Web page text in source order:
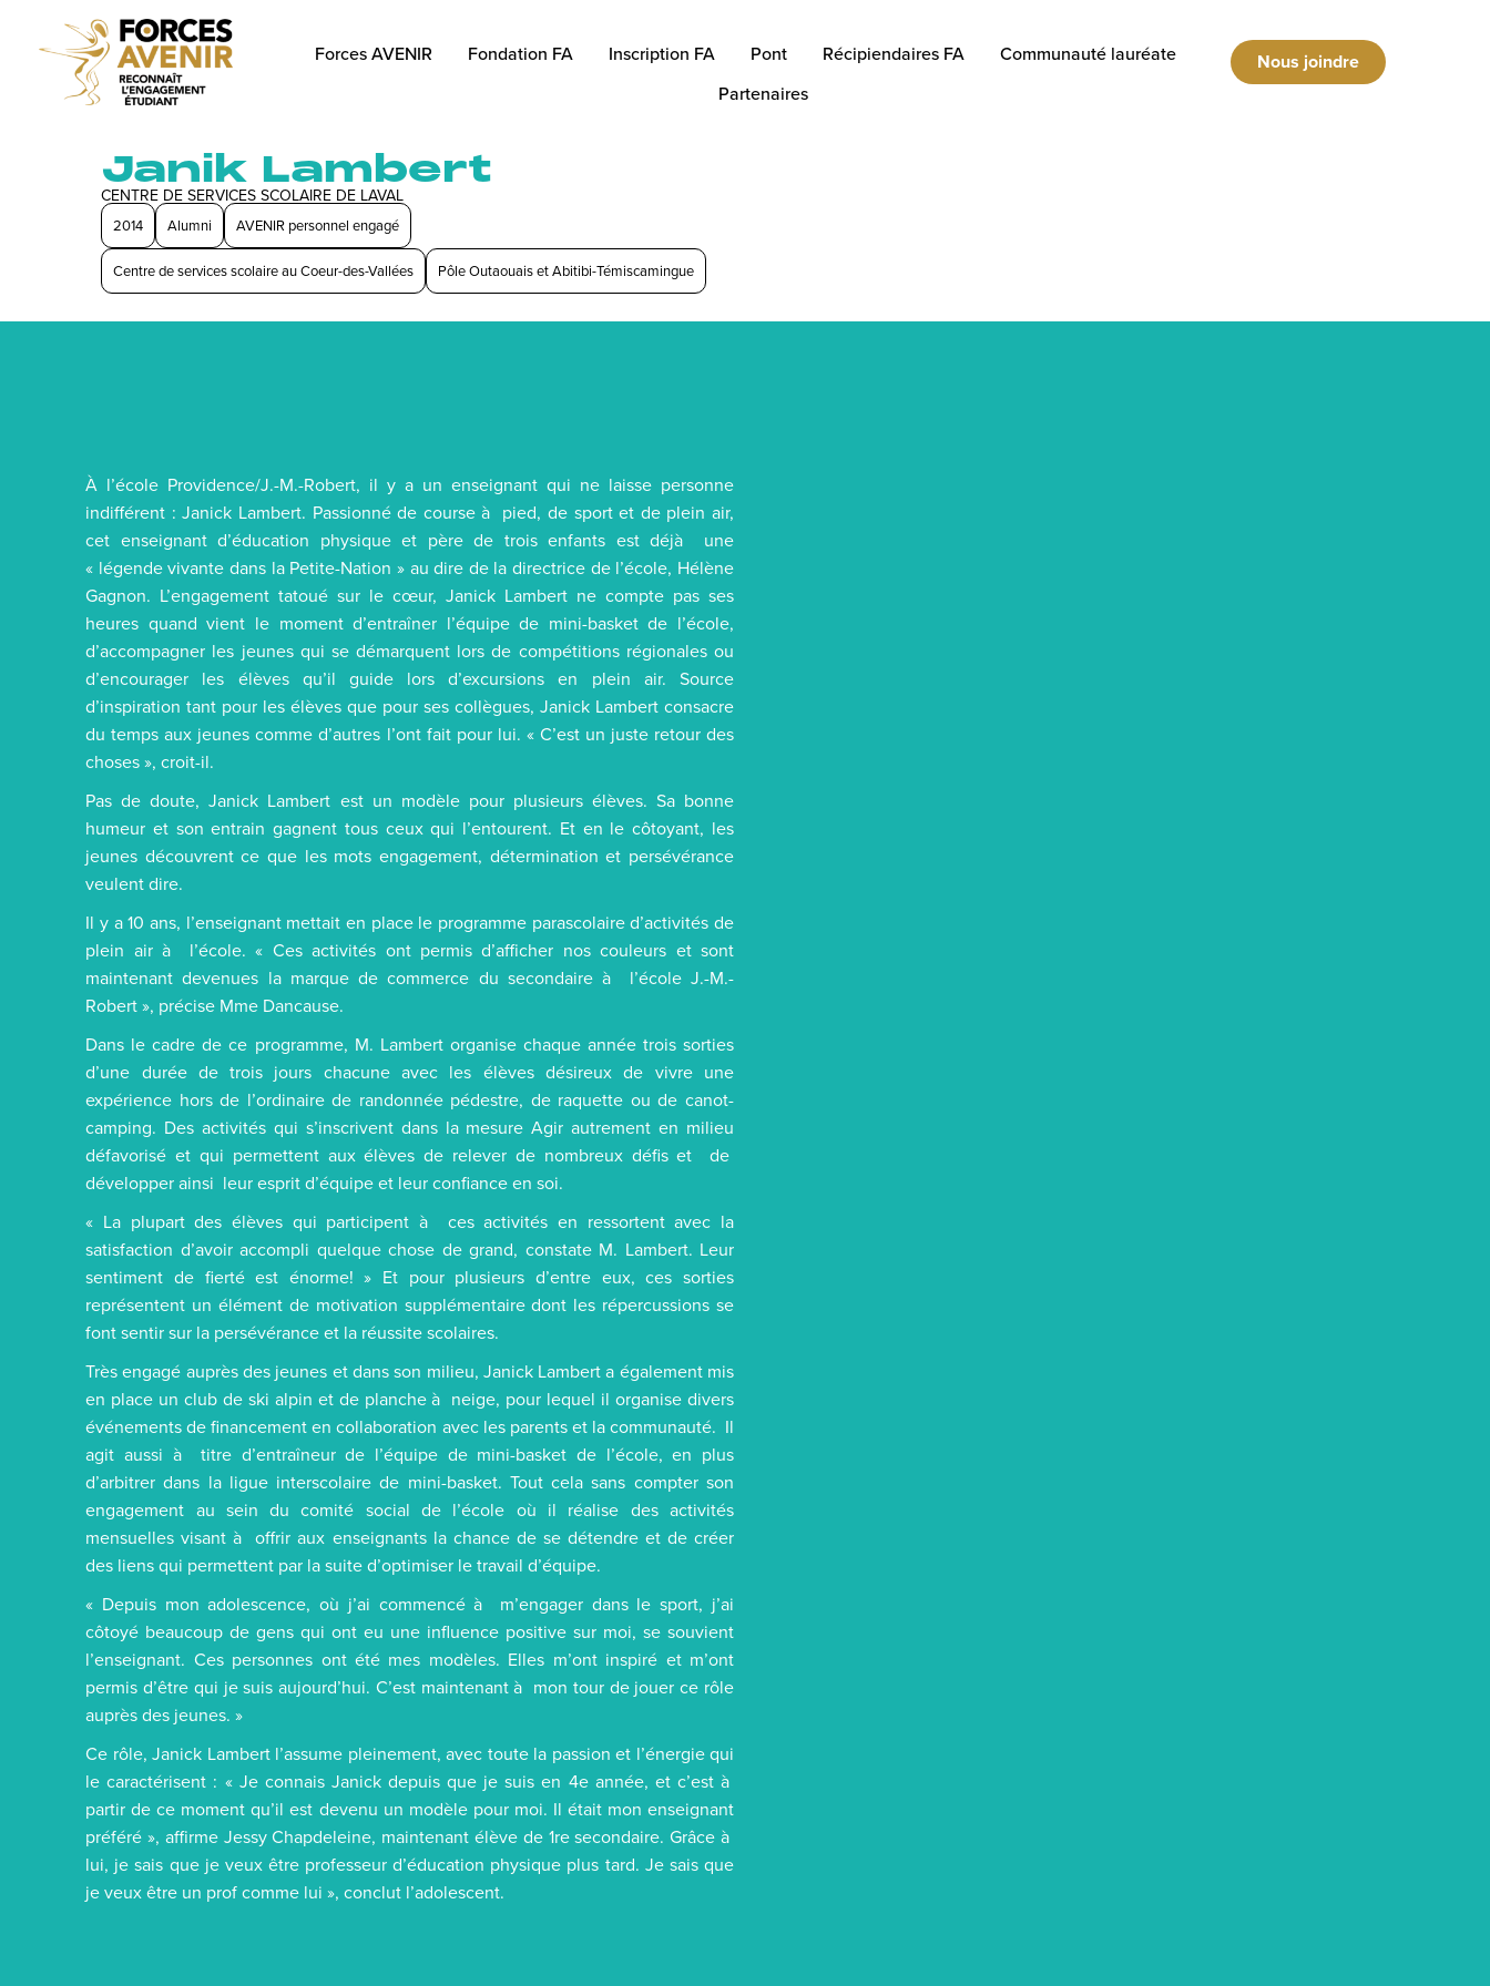
Forces AVENIR Fondation FA Inscription FA Pont Récipiendaires FA
Communauté lauréate
Partenaires
Nous joindre
Janik Lambert
CENTRE DE SERVICES SCOLAIRE DE LAVAL
2014 Alumni AVENIR personnel engagé
Centre de services scolaire au Coeur-des-Vallées Pôle Outaouais et Abitibi-Témiscamingue
À l’école Providence/J.-M.-Robert, il y a un enseignant qui ne laisse personne
indifférent : Janick Lambert. Passionné de course à pied, de sport et de plein air,
cet enseignant d’éducation physique et père de trois enfants est déjà une
« légende vivante dans la Petite-Nation » au dire de la directrice de l’école, Hélène
Gagnon. L’engagement tatoué sur le cœur, Janick Lambert ne compte pas ses
heures quand vient le moment d’entraîner l’équipe de mini-basket de l’école,
d’accompagner les jeunes qui se démarquent lors de compétitions régionales ou
d’encourager les élèves qu’il guide lors d’excursions en plein air. Source
d’inspiration tant pour les élèves que pour ses collègues, Janick Lambert consacre
du temps aux jeunes comme d’autres l’ont fait pour lui. « C’est un juste retour des
choses », croit-il.
Pas de doute, Janick Lambert est un modèle pour plusieurs élèves. Sa bonne
humeur et son entrain gagnent tous ceux qui l’entourent. Et en le côtoyant, les
jeunes découvrent ce que les mots engagement, détermination et persévérance
veulent dire.
Il y a 10 ans, l’enseignant mettait en place le programme parascolaire d’activités de
plein air à l’école. « Ces activités ont permis d’afficher nos couleurs et sont
maintenant devenues la marque de commerce du secondaire à l’école J.-M.-
Robert », précise Mme Dancause.
Dans le cadre de ce programme, M. Lambert organise chaque année trois sorties
d’une durée de trois jours chacune avec les élèves désireux de vivre une
expérience hors de l’ordinaire de randonnée pédestre, de raquette ou de canot-
camping. Des activités qui s’inscrivent dans la mesure Agir autrement en milieu
défavorisé et qui permettent aux élèves de relever de nombreux défis et de
développer ainsi leur esprit d’équipe et leur confiance en soi.
« La plupart des élèves qui participent à ces activités en ressortent avec la
satisfaction d’avoir accompli quelque chose de grand, constate M. Lambert. Leur
sentiment de fierté est énorme! » Et pour plusieurs d’entre eux, ces sorties
représentent un élément de motivation supplémentaire dont les répercussions se
font sentir sur la persévérance et la réussite scolaires.
Très engagé auprès des jeunes et dans son milieu, Janick Lambert a également mis
en place un club de ski alpin et de planche à neige, pour lequel il organise divers
événements de financement en collaboration avec les parents et la communauté. Il
agit aussi à titre d’entraîneur de l’équipe de mini-basket de l’école, en plus
d’arbitrer dans la ligue interscolaire de mini-basket. Tout cela sans compter son
engagement au sein du comité social de l’école où il réalise des activités
mensuelles visant à offrir aux enseignants la chance de se détendre et de créer
des liens qui permettent par la suite d’optimiser le travail d’équipe.
« Depuis mon adolescence, où j’ai commencé à m’engager dans le sport, j’ai
côtoyé beaucoup de gens qui ont eu une influence positive sur moi, se souvient
l’enseignant. Ces personnes ont été mes modèles. Elles m’ont inspiré et m’ont
permis d’être qui je suis aujourd’hui. C’est maintenant à mon tour de jouer ce rôle
auprès des jeunes. »
Ce rôle, Janick Lambert l’assume pleinement, avec toute la passion et l’énergie qui
le caractérisent : « Je connais Janick depuis que je suis en 4e année, et c’est à
partir de ce moment qu’il est devenu un modèle pour moi. Il était mon enseignant
préféré », affirme Jessy Chapdeleine, maintenant élève de 1re secondaire. Grâce à
lui, je sais que je veux être professeur d’éducation physique plus tard. Je sais que
je veux être un prof comme lui », conclut l’adolescent.